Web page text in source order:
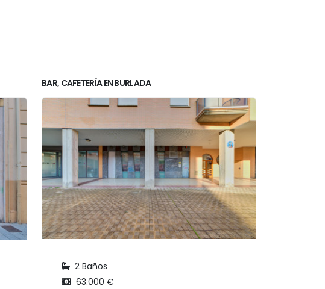
BAR, CAFETERÍA EN BURLADA
2 Baños
63.000 €